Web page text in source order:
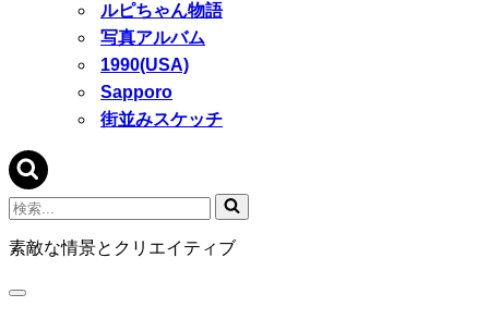
ルピちゃん物語
写真アルバム
1990(USA)
Sapporo
街並みスケッチ
検
索...
素敵な情景とクリエイティブ
ナ